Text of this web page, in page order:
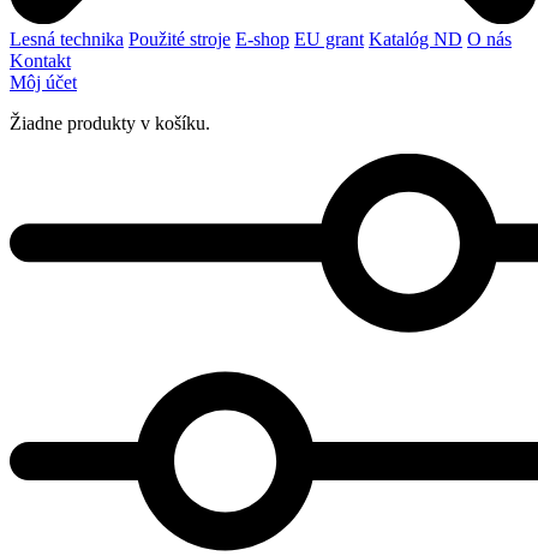
Lesná technika Použité stroje E-shop EU grant Katalóg ND O nás
Kontakt
Môj účet
Žiadne produkty v košíku.